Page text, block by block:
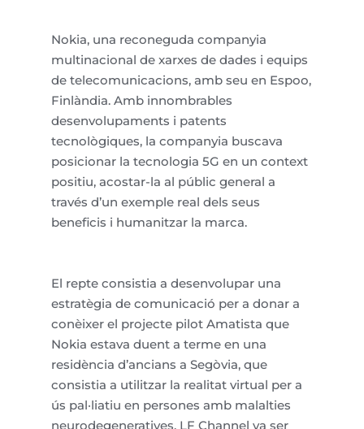
Nokia, una reconeguda companyia
multinacional de xarxes de dades i equips
de telecomunicacions, amb seu en Espoo,
Finlàndia. Ambinnombrables
desenvolupaments i patents
tecnològiques, la companyia buscava
posicionar la tecnologia 5G en un context
positiu, acostar-la al públic general a
través d’un exemplereal dels seus
beneficis i humanitzarla marca.
El repte consistia a desenvoluparuna
estratègia de comunicació per a donar a
conèixerel projecte pilot Amatista que
Nokia estava duenta termeen una
residència d’ancians a Segòvia, que
consistia a utilitzarla realitatvirtual per a
ús pal·liatiu en persones amb malalties
neurodegeneratives. LF Channel va ser